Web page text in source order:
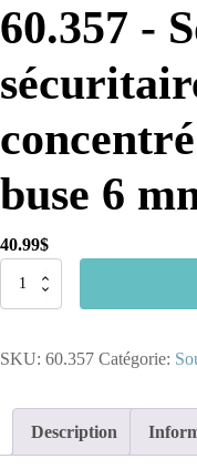
60.357 -
buse 6
40.99$
quantité
Soufflette
SKU: 60.357 Catégorie:
Description